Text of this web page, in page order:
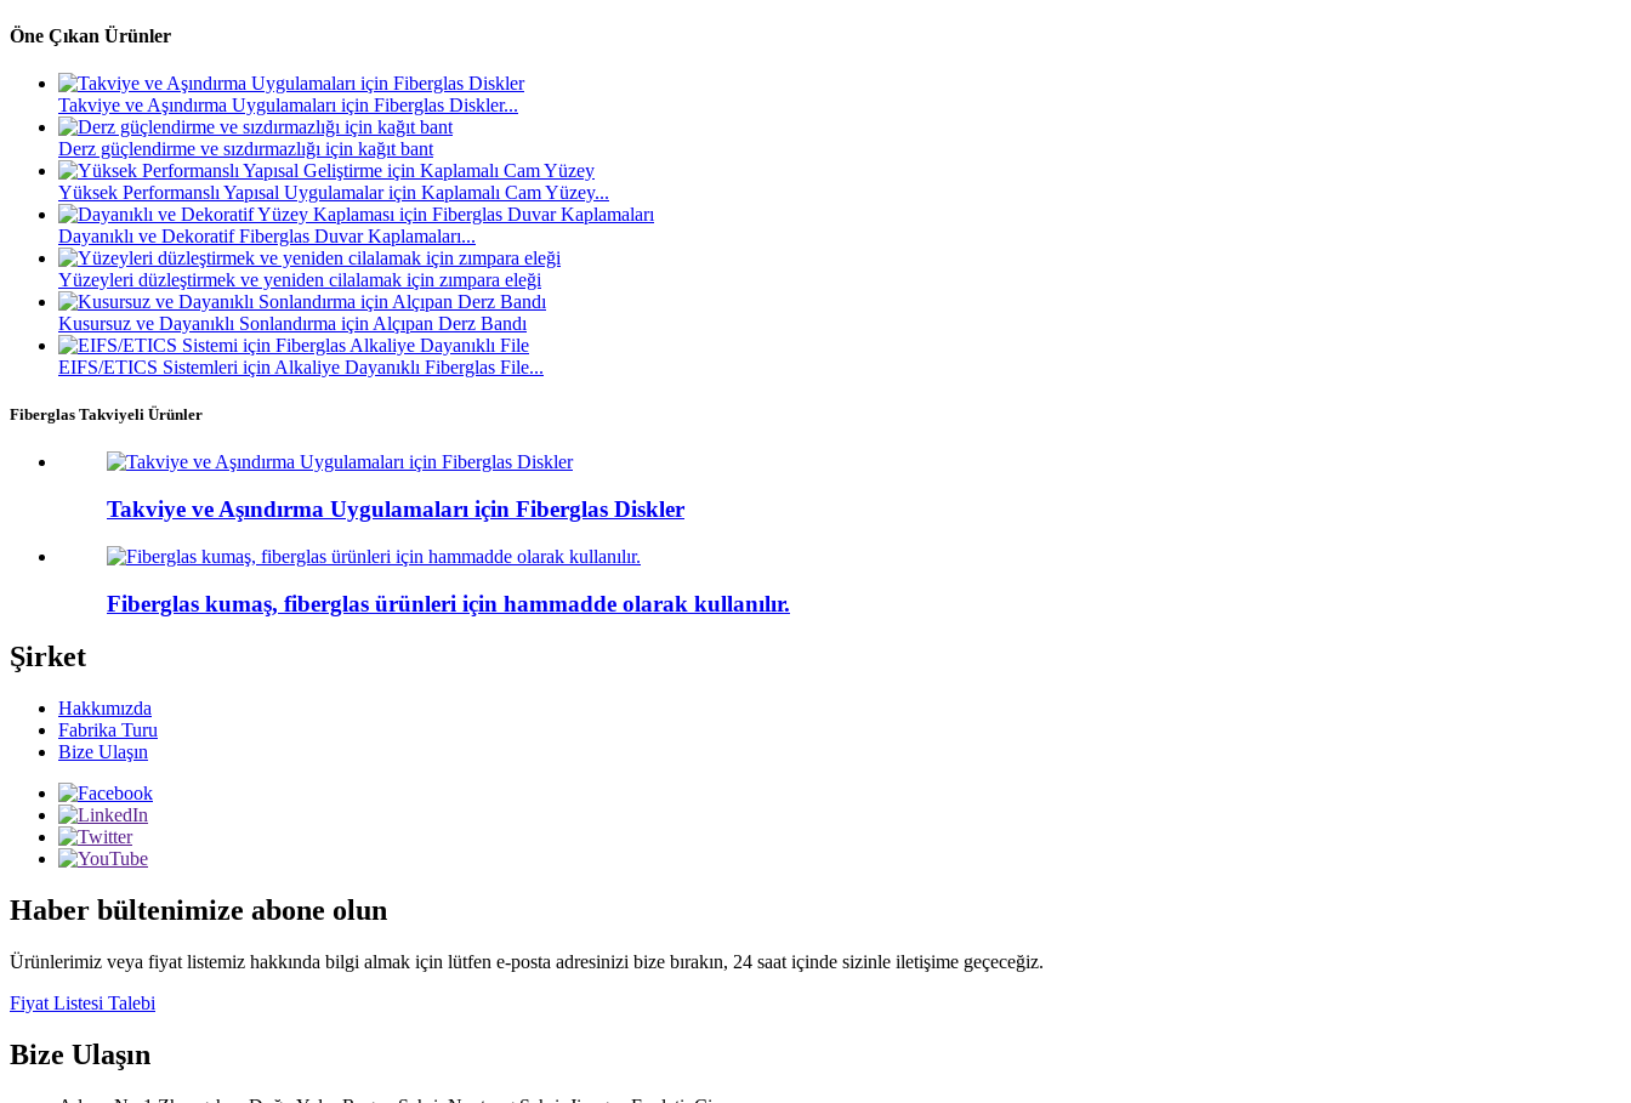
Öne Çıkan Ürünler
Takviye ve Aşındırma Uygulamaları için Fiberglas Diskler...
Derz güçlendirme ve sızdırmazlığı için kağıt bant
Yüksek Performanslı Yapısal Uygulamalar için Kaplamalı Cam Yüzey...
Dayanıklı ve Dekoratif Fiberglas Duvar Kaplamaları...
Yüzeyleri düzleştirmek ve yeniden cilalamak için zımpara eleği
Kusursuz ve Dayanıklı Sonlandırma için Alçıpan Derz Bandı
EIFS/ETICS Sistemleri için Alkaliye Dayanıklı Fiberglas File...
Fiberglas Takviyeli Ürünler
Takviye ve Aşındırma Uygulamaları için Fiberglas Diskler
Fiberglas kumaş, fiberglas ürünleri için hammadde olarak kullanılır.
Şirket
Hakkımızda
Fabrika Turu
Bize Ulaşın
Haber bültenimize abone olun
Ürünlerimiz veya fiyat listemiz hakkında bilgi almak için lütfen e-posta adresinizi bize bırakın, 24 saat içinde sizinle iletişime geçeceğiz.
Fiyat Listesi Talebi
Bize Ulaşın